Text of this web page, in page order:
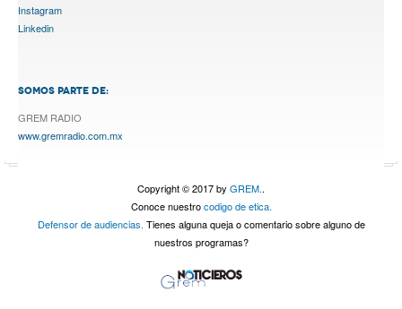
Instagram
Linkedin
SOMOS PARTE DE:
GREM RADIO
www.gremradio.com.mx
Copyright © 2017 by GREM..
Conoce nuestrocodigo de etica.
Defensor de audiencias. Tienes alguna queja o comentario sobre alguno de
nuestros programas?